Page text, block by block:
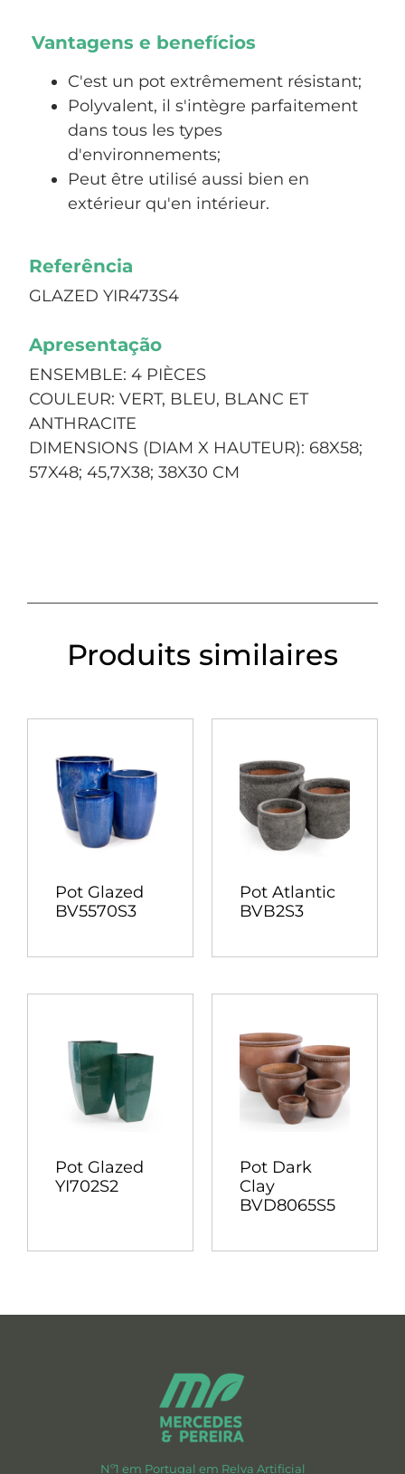
Vantagens e benefícios
C'est un pot extrêmement résistant;
Polyvalent, il s'intègre parfaitement
dans tous les types
d'environnements;
Peut être utilisé aussi bien en
extérieur qu'en intérieur.
Referência
GLAZED YIR473S4
Apresentação
ENSEMBLE: 4 PIÈCES
COULEUR: VERT, BLEU, BLANC ET
ANTHRACITE
DIMENSIONS (DIAM X HAUTEUR): 68X58;
57X48; 45,7X38; 38X30 CM
Produits similaires
Pot Glazed
BV5570S3
Pot Atlantic
BVB2S3
Pot Glazed
YI702S2
Pot Dark
Clay
BVD8065S5
Nº1 em Portugal em Relva Artificial